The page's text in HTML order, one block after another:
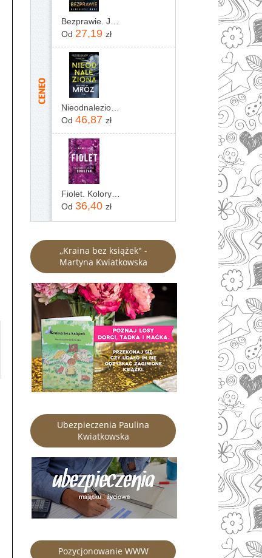
Od 27,19 zł
Od 46,87 zł
Od 36,40 zł
,,Kraina bez książek" -
Martyna Kwiatkowska
Ubezpieczenia Paulina
Kwiatkowska
Pozycjonowanie WWW